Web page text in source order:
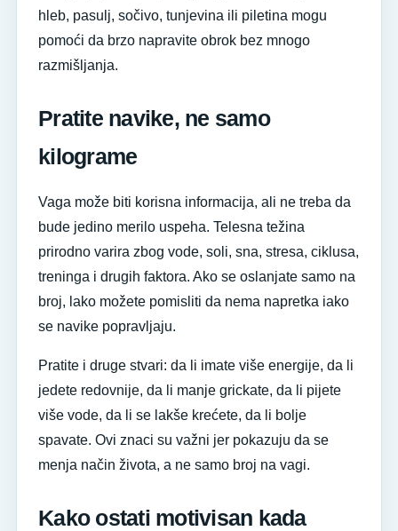
hleb, pasulj, sočivo, tunjevina ili piletina mogu
pomoći da brzo napravite obrok bez mnogo
razmišljanja.
Pratite navike, ne samo
kilograme
Vaga može biti korisna informacija, ali ne treba da
bude jedino merilo uspeha. Telesna težina
prirodno varira zbog vode, soli, sna, stresa, ciklusa,
treninga i drugih faktora. Ako se oslanjate samo na
broj, lako možete pomisliti da nema napretka iako
se navike popravljaju.
Pratite i druge stvari: da li imate više energije, da li
jedete redovnije, da li manje grickate, da li pijete
više vode, da li se lakše krećete, da li bolje
spavate. Ovi znaci su važni jer pokazuju da se
menja način života, a ne samo broj na vagi.
Kako ostati motivisan kada